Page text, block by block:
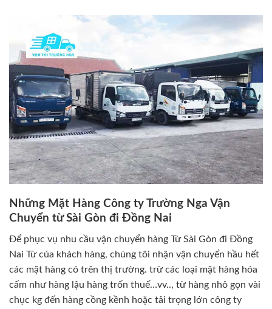
Những Mặt Hàng Công ty Trường Nga Vận
Chuyển từ Sài Gòn đi Đồng Nai
Để phục vụ nhu cầu vận chuyển hàng Từ Sài Gòn đi Đồng
Nai Từ của khách hàng, chúng tôi nhận vận chuyển hầu hết
các mặt hàng có trên thị trường. trừ các loại mặt hàng hóa
cấm như hàng lậu hàng trốn thuế…vv.., từ hàng nhỏ gọn vài
chục kg đến hàng cồng kềnh hoặc tải trọng lớn công ty